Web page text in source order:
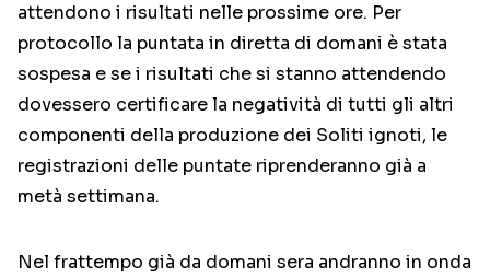
attendono i risultati nelle prossime ore. Per
protocollo la puntata in diretta di domani è stata
sospesa e se i risultati che si stanno attendendo
dovessero certificare la negatività di tutti gli altri
componenti della produzione dei Soliti ignoti, le
registrazioni delle puntate riprenderanno già a
metà settimana.
Nel frattempo già da domani sera andranno in onda